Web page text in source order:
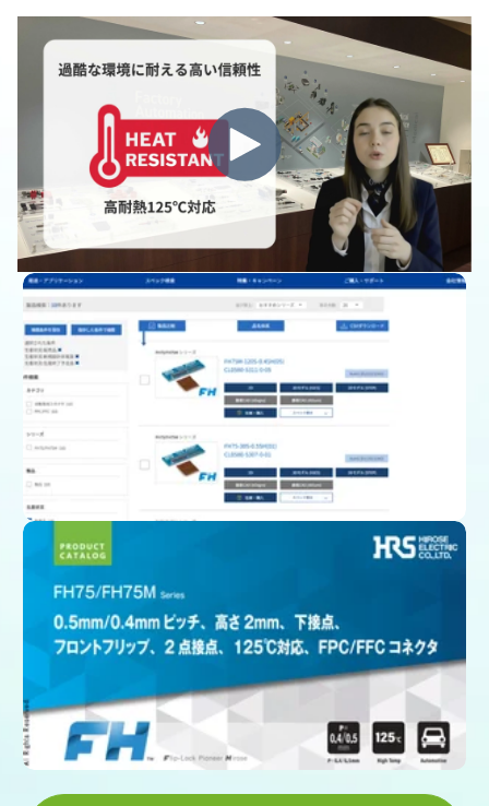
製品一覧ページ
(スペック、図面、3D CAD)
カタログをダウンロード